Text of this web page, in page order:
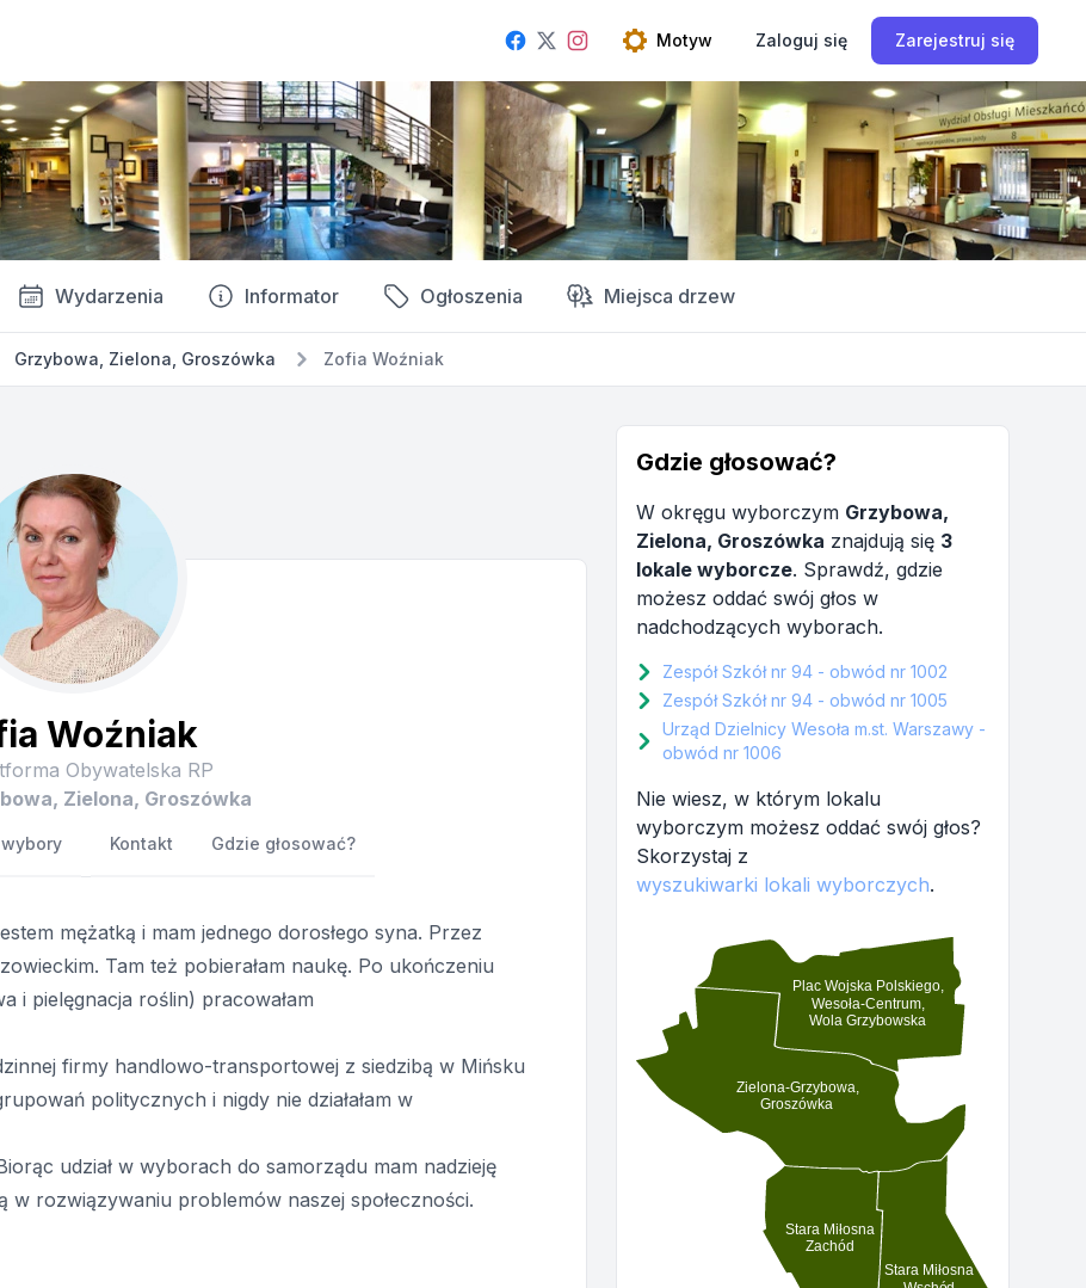
Facebook
TwitterInstagramOpen theme menu
Motyw Zaloguj się Zarejestruj się
Wydarzenia Informator Ogłoszenia Miejsca drzew
Grzybowa, Zielona, Groszówka Zofia Woźniak
Woźniak
Obywatelska RP
Zielona, Groszówka
Kontakt Gdzie głosować?
mężatką i mam jednego dorosłego syna. Przez
Tam też pobierałam naukę. Po ukończeniu
i pielęgnacja roślin) pracowałam
firmy handlowo-transportowej z siedzibą w Mińsku
politycznych i nigdy nie działałam w
udział w wyborach do samorządu mam nadzieję
rozwiązywaniu problemów naszej społeczności.
Gdzie głosować?
W okręgu wyborczym Grzybowa,
Zielona, Groszówka znajdują się 3
lokale wyborcze. Sprawdź, gdzie
możesz oddać swój głos w
nadchodzących wyborach.
Zespół Szkół nr 94 - obwód nr 1002
Zespół Szkół nr 94 - obwód nr 1005
Urząd Dzielnicy Wesoła m.st. Warszawy -
obwód nr 1006
Nie wiesz, w którym lokalu
wyborczym możesz oddać swój głos?
Skorzystaj z
wyszukiwarki lokali wyborczych.
Stara Miłosna
Stara Miłosna
Zachód
Zielona-Grzybowa,
Groszówka
Plac Wojska Polskiego,
Wesoła-Centrum,
Wola Grzybowska